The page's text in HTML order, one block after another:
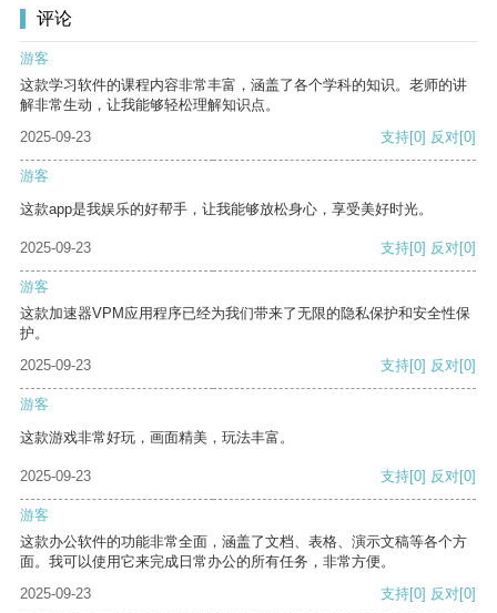
评论
游客
这款学习软件的课程内容非常丰富，涵盖了各个学科的知识。老师的讲
解非常生动，让我能够轻松理解知识点。
2025-09-23
支持[0] 反对[0]
游客
这款app是我娱乐的好帮手，让我能够放松身心，享受美好时光。
2025-09-23 支持[0] 反对[0]
游客
这款加速器VPM应用程序已经为我们带来了无限的隐私保护和安全性保
护。
2025-09-23
支持[0] 反对[0]
游客
这款游戏非常好玩，画面精美，玩法丰富。
2025-09-23 支持[0] 反对[0]
游客
这款办公软件的功能非常全面，涵盖了文档、表格、演示文稿等各个方
面。我可以使用它来完成日常办公的所有任务，非常方便。
2025-09-23
支持[0] 反对[0]